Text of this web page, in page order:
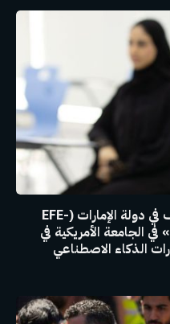
مؤسسة التعليم من أجل التوظيف في دولة الإمارات (EFE-
UAE) تطلق برنامج «أجيال 2026» في الجامعة الأمريكية في
الذكاء الاصطناعي